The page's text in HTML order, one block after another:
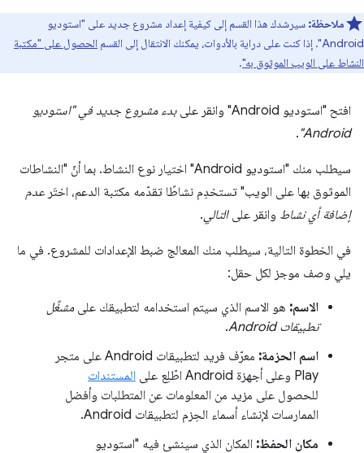
ملاحظة: سيرشدك هذا القسم إلى كيفية إعداد مشروع جديد على "استوديو
Android". إذا كنت على دراية بالأدوات، يمكنك الانتقال إلى القسم
الحصول على "مكتبة
النشاط على الويب الموثوق به".
افتح "استوديو Android" وانقر على
بدء مشروع جديد في "استوديو
Android"
.
سيطلب منك "استوديو Android" اختيار نوع النشاط. بما أنّ "النشاطات
الموثوق بها على الويب" تستخدِم نشاطًا تقدّمه مكتبة الدعم، اختَر عدم
إضافة أي نشاط وانقر علىالتالي.
في الخطوة التالية، سيطلب منك المعالج ضبط الإعدادات للمشروع. في ما
يلي وصف موجز لكل حقل:
الاسم: هو الاسم الذي سيتم استخدامه لتطبيقك على مشغِّل
تطبيقات Android
.
اسم الحزمة:
معرّف فريد لتطبيقات Android على متجر
Play وعلى أجهزة Android اطّلِع على
المستندات
للحصول على مزيد من المعلومات عن المتطلبات وأفضل
الممارسات لإنشاء أسماء الحِزم لتطبيقات Android.
مكان الحفظ: المكان الذي سينشئ فيه "استوديو